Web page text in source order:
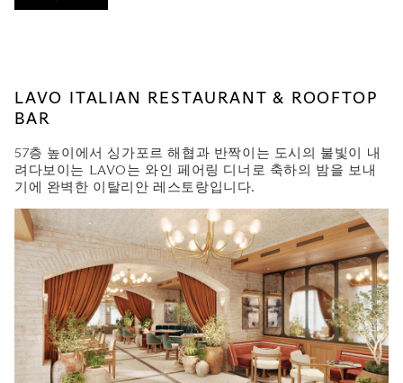
LAVO ITALIAN RESTAURANT & ROOFTOP
BAR
57층 높이에서 싱가포르 해협과 반짝이는 도시의 불빛이 내
려다보이는 LAVO는 와인 페어링 디너로 축하의 밤을 보내
기에 완벽한 이탈리안 레스토랑입니다.